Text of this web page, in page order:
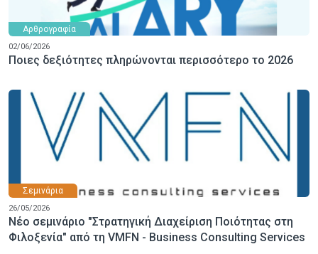
Αρθρογραφία
02/06/2026
Ποιες δεξιότητες πληρώνονται περισσότερο το 2026
Σεμινάρια
26/05/2026
Νέο σεμινάριο "Στρατηγική Διαχείριση Ποιότητας στη
Φιλοξενία" από τη VMFN - Business Consulting Services